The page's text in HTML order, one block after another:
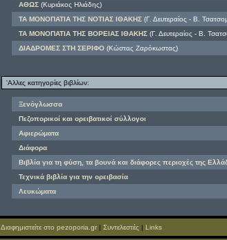
ΑΘΩΣ(Κυριάκος Ηλιάδης)
ΤΑ ΜΟΝΟΠΑΤΙΑ ΤΗΣ ΝΟΤΙΑΣ ΙΘΑΚΗΣ(Γ. Δευτεραίος - Β.
ΤΑ ΜΟΝΟΠΑΤΙΑ ΤΗΣ ΒΟΡΕΙΑΣ ΙΘΑΚΗΣ(Γ. Δευτεραίος - Β.
ΔΙΑΔΡΟΜΕΣ ΣΤΗ ΣΕΡΙΦΟ(Κώστας Ζαρόκωστας)
'Αλλες κατηγορίες βιβλίων:
Ξενόγλωσσα
Πεζοπορικοί και ορειβατικοί σύλλογοι
Αφιερώματα
Διάφορα
Βιβλία για τη φύση, τα βουνά και διάφορες περιοχές της
Τεχνικά βιβλία για την ορειβασία
Λευκώματα
Διαφημιστείτε στο pezoporia.gr | Συντελεστές | Links